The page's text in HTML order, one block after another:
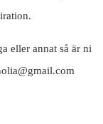
eller annat så är ni